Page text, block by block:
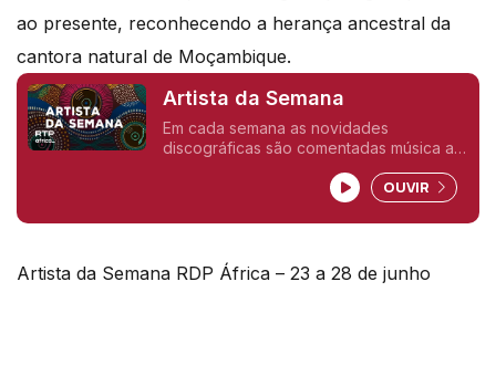
ao presente, reconhecendo a herança ancestral da
cantora natural de Moçambique.
Artista da Semana
Em cada semana as novidades
discográficas são comentadas música a
OUVIR
Artista da Semana RDP África – 23 a 28 de junho